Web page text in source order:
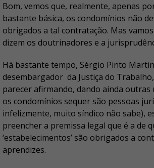
Bom, vemos que, realmente, apenas
bastante básica, os condomínios não
obrigados a tal contratação. Mas
dizem os doutrinadores e a
Há bastante tempo, Sérgio Pinto
desembargador da Justiça do
parecer afirmando, dando ainda outras
os condomínios sequer são pessoas
infelizmente, muito síndico não sabe),
preencher a premissa legal que é a de
‘estabelecimentos’ são obrigados a
aprendizes.